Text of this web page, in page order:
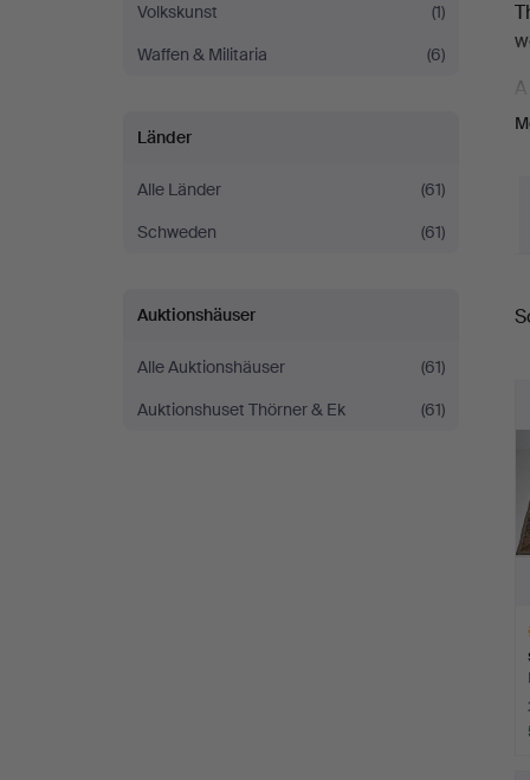
Volkskunst
(1)
Waffen & Militaria
(6)
Länder
Alle Länder
(61)
Schweden
(61)
Auktionshäuser
Alle Auktionshäuser
(61)
Auktionshuset Thörner & Ek
(61)